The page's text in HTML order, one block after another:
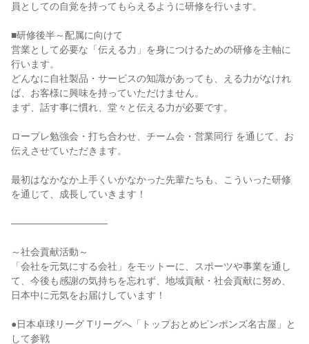
員としての自覚を持ってもらえるように研修を行います。
■研修後半～配属に向けて
営業として必要な「伝える力」を身につけるための研修を主軸に
行います。
どんなに自社製品・サービスの知識があっても、える力がなけれ
ば、お客様に興味を持っていただけません。
まず、話す事に慣れ、堂々と伝える力が必要です。
ロープレ勉強会・打ち合わせ、チーム会・営業同行 を通じて、お
伝えさせていただきます。
最初はなかなか上手くいかなかった先輩たちも、こういった研修
を通じて、成長していきます！
――――――――――
～社会貢献活動～
「会社を元気にする会社」をモットーに、スポーツや事業を通し
て、今後も感謝の気持ちを忘れず、地域貢献・社会貢献に努め、
日本中に元気をお届けしています！
●日本卓球リーグ Tリーグへ「トップおとめピンポンズ名古屋」と
して参戦